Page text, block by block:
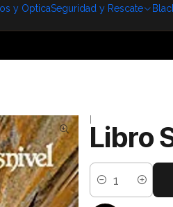
y OpticaSeguridad y Rescate
|
Libro
Cantidad